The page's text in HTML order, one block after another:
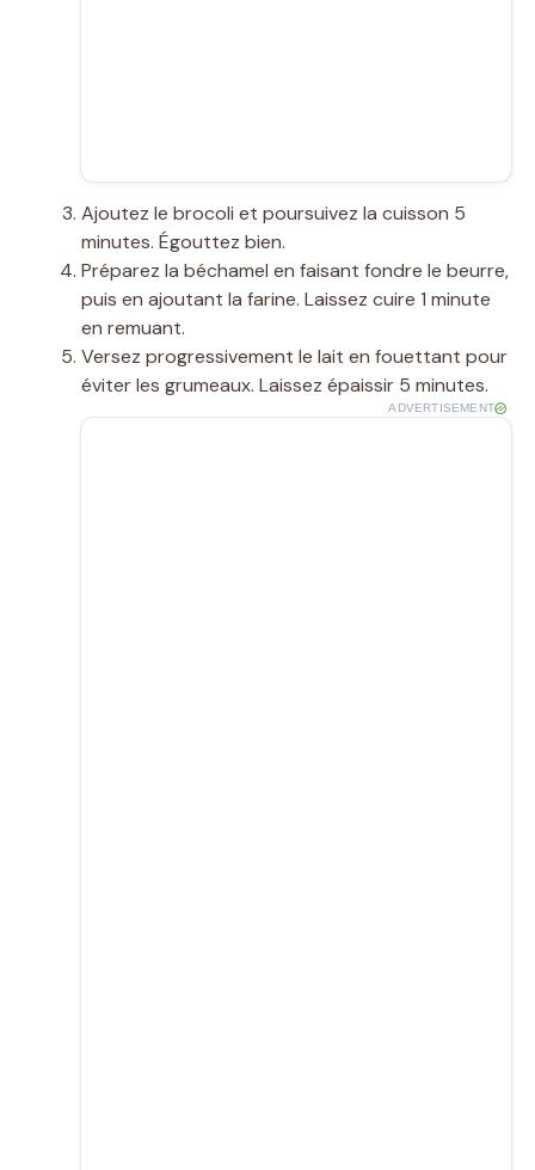
Ajoutez le brocoli et poursuivez la cuisson 5
minutes. Égouttez bien.
Préparez la béchamel en faisant fondre le beurre,
puis en ajoutant la farine. Laissez cuire 1 minute
en remuant.
Versez progressivement le lait en fouettant pour
éviter les grumeaux. Laissez épaissir 5 minutes.
ADVERTISEMENT